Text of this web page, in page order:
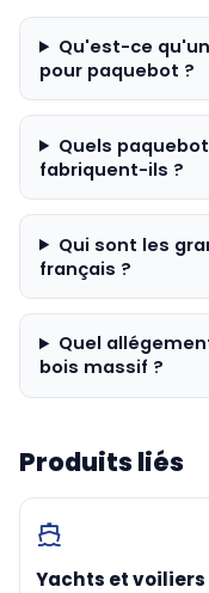
Qu'est-ce
pour paquebot ?
Quels
fabriquent-ils ?
Qui sont les
français ?
Quel
bois massif ?
Produits liés
Yachts et voiliers